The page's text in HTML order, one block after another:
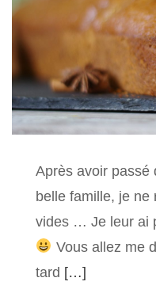
Après avoir passé
belle famille, je ne
vides … Je leur ai
Vous allez me
tard […]